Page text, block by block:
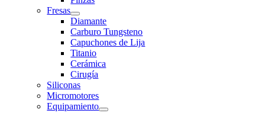
Fresas
Diamante
Carburo Tungsteno
Capuchones de Lija
Titanio
Cerámica
Cirugía
Siliconas
Micromotores
Equipamiento